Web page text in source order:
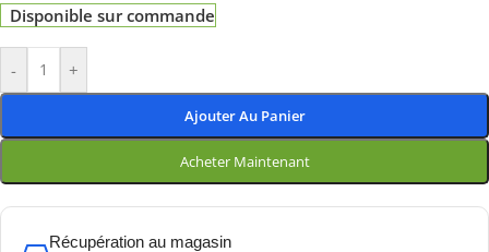
Disponible sur commande
- +
Ajouter Au Panier
Acheter Maintenant
Récupération au magasin